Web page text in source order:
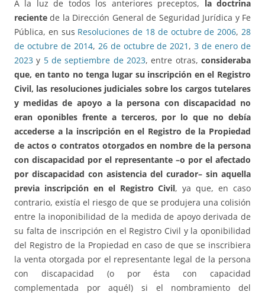
A la luz de todos los anteriores preceptos,
la doctrina
reciente de la Dirección General de Seguridad Jurídica y Fe
Pública, en sus Resoluciones de 18 de octubre de 2006,28
de octubre de 2014, 26 de octubre de 2021 ,3 de enero de
2023 y 5 de septiembre de 2023, entre otras,consideraba
que, en tanto no tenga lugar su inscripción en el Registro
Civil, las resoluciones judiciales sobre los cargos tutelares
y medidas de apoyo a la persona con discapacidad no
eran oponibles frente a terceros, por lo que no debía
accederse a la inscripción en el Registro de la Propiedad
de actos o contratos otorgados en nombre de la persona
con discapacidad por el representante –o por el afectado
por discapacidad con asistencia del curador– sin aquella
previa inscripción en el Registro Civil, ya que, en caso
contrario, existía el riesgo de que se produjera una colisión
entre la inoponibilidad de la medida de apoyo derivada de
su falta de inscripción en el Registro Civil y la oponibilidad
del Registro de la Propiedad en caso de que se inscribiera
la venta otorgada por el representante legal de la persona
con discapacidad (o por ésta con capacidad
complementada por aquél) si el nombramiento del